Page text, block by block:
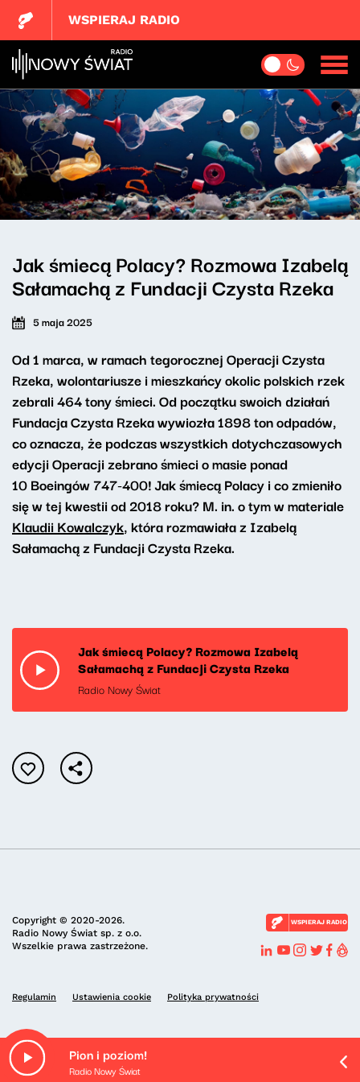
Pion i poziom!
Radio Nowy Świat
WSPIERAJ RADIO
Jak śmiecą Polacy? Rozmowa Izabelą
Sałamachą z Fundacji Czysta Rzeka
5 maja 2025
Od 1 marca, w ramach tegorocznej Operacji Czysta
Rzeka, wolontariusze i mieszkańcy okolic polskich rzek
zebrali 464 tony śmieci. Od początku swoich działań
Fundacja Czysta Rzeka wywiozła 1898 ton odpadów,
co oznacza, że podczas wszystkich dotychczasowych
edycji Operacji zebrano śmieci o masie ponad
10 Boeingów 747-400! Jak śmiecą Polacy i co zmieniło
się w tej kwestii od 2018 roku? M. in. o tym w materiale
Klaudii Kowalczyk, która rozmawiała z Izabelą
Sałamachą z Fundacji Czysta Rzeka.
Jak śmiecą Polacy? Rozmowa Izabelą
Sałamachą z Fundacji Czysta Rzeka
Radio Nowy Świat
Copyright © 2020-2026.
Radio Nowy Świat sp. z o.o.
Wszelkie prawa zastrzeżone.
WSPIERAJ RADIO
Regulamin Ustawienia cookie Polityka prywatności